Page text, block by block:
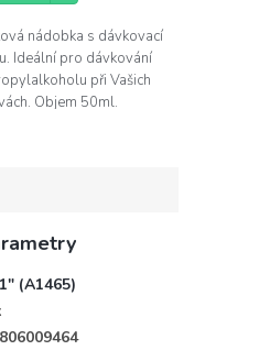
nádobka s dávkovací
Ideální pro dávkování
při Vašich
Objem 50ml.
(A1465)